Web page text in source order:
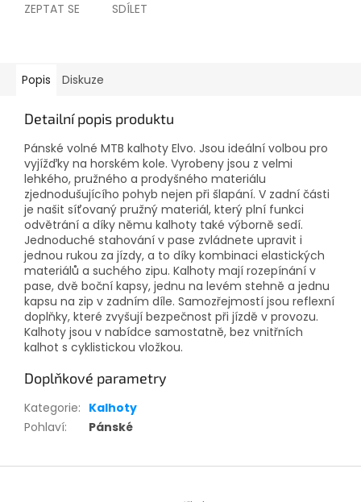
ZEPTAT SE SDÍLET
Popis Diskuze
Detailní popis produktu
Pánské volné MTB kalhoty Elvo. Jsou ideální volbou pro
vyjížďky na horském kole. Vyrobeny jsou z velmi
lehkého, pružného a prodyšného materiálu
zjednodušujícího pohyb nejen při šlapání. V zadní části
je našit síťovaný pružný materiál, který plní funkci
odvětrání a díky němu kalhoty také výborně sedí.
Jednoduché stahování v pase zvládnete upravit i
jednou rukou za jízdy, a to díky kombinaci elastických
materiálů a suchého zipu. Kalhoty mají rozepínání v
pase, dvě boční kapsy, jednu na levém stehně a jednu
kapsu na zip v zadním díle. Samozřejmostí jsou reflexní
doplňky, které zvyšují bezpečnost při jízdě v provozu.
Kalhoty jsou v nabídce samostatně, bez vnitřních
kalhot s cyklistickou vložkou.
Doplňkové parametry
Kategorie: Kalhoty
Pohlaví: Pánské